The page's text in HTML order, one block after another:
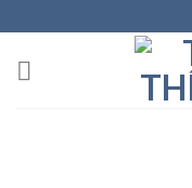
to
content